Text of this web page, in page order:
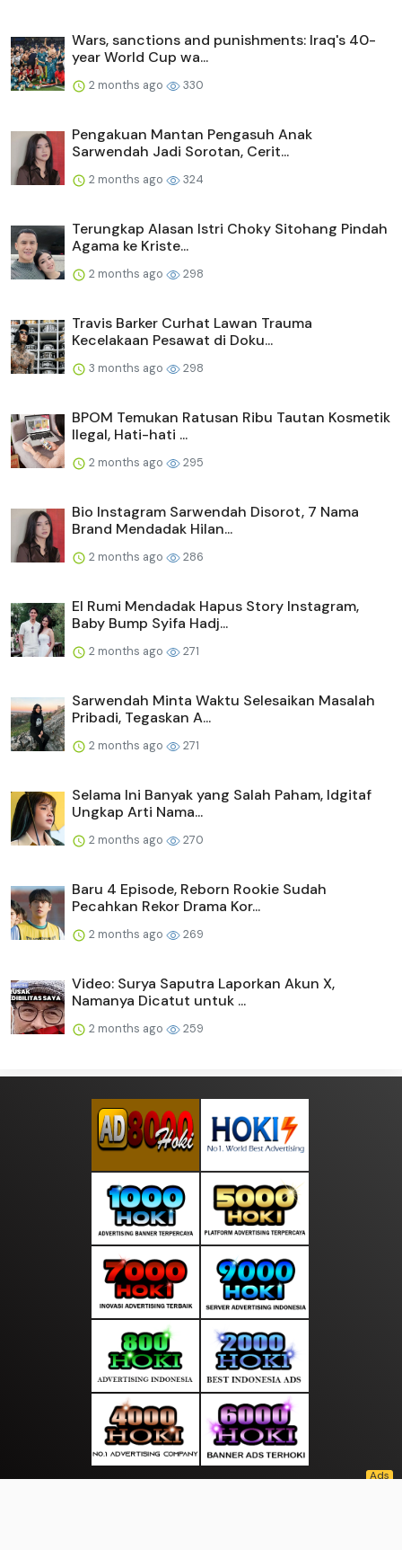
Wars, sanctions and punishments: Iraq's 40-
year World Cup wa...
2 months ago 330
Pengakuan Mantan Pengasuh Anak
Sarwendah Jadi Sorotan, Cerit...
2 months ago 324
Terungkap Alasan Istri Choky Sitohang Pindah
Agama ke Kriste...
2 months ago 298
Travis Barker Curhat Lawan Trauma
Kecelakaan Pesawat di Doku...
3 months ago 298
BPOM Temukan Ratusan Ribu Tautan Kosmetik
Ilegal, Hati-hati ...
2 months ago 295
Bio Instagram Sarwendah Disorot, 7 Nama
Brand Mendadak Hilan...
2 months ago 286
El Rumi Mendadak Hapus Story Instagram,
Baby Bump Syifa Hadj...
2 months ago 271
Sarwendah Minta Waktu Selesaikan Masalah
Pribadi, Tegaskan A...
2 months ago 271
Selama Ini Banyak yang Salah Paham, Idgitaf
Ungkap Arti Nama...
2 months ago 270
Baru 4 Episode, Reborn Rookie Sudah
Pecahkan Rekor Drama Kor...
2 months ago 269
Video: Surya Saputra Laporkan Akun X,
Namanya Dicatut untuk ...
2 months ago 259